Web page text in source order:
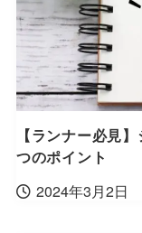
【ランナー必見
つのポイント
2024年3月2日